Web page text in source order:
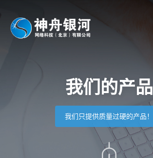
我们的产品
我们只提供质量过硬的产品！